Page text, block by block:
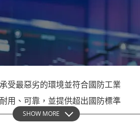
More
醫管等級工業電腦
醫管等級顯示器
More
人工智慧電腦
邊緣運算人工智慧移動電腦
邊緣運算人工智慧嵌入式電腦
受最惡劣的環境並符合國防工業
用、可靠，並提供超出國防標準
SHOW MORE